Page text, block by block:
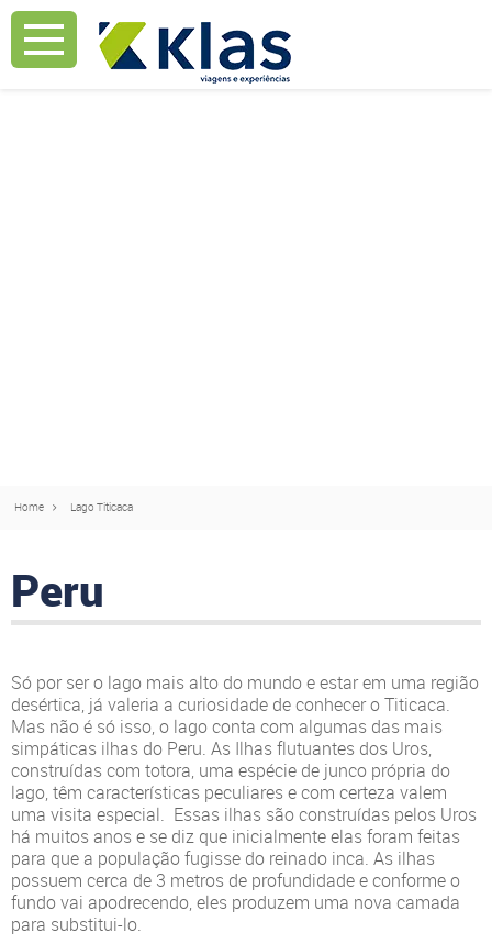
Mostrar Aviso
Home Lago Titicaca
Peru
Só por ser o lago mais alto do mundo e estar em uma região
desértica, já valeria a curiosidade de conhecer o Titicaca.
Mas não é só isso, o lago conta com algumas das mais
simpáticas ilhas do Peru. As Ilhas flutuantes dos Uros,
construídas com totora, uma espécie de junco própria do
lago, têm características peculiares e com certeza valem
uma visita especial. Essas ilhas são construídas pelos Uros
há muitos anos e se diz que inicialmente elas foram feitas
para que a população fugisse do reinado inca. As ilhas
possuem cerca de 3 metros de profundidade e conforme o
fundo vai apodrecendo, eles produzem uma nova camada
para substitui-lo.